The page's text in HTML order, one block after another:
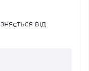
від